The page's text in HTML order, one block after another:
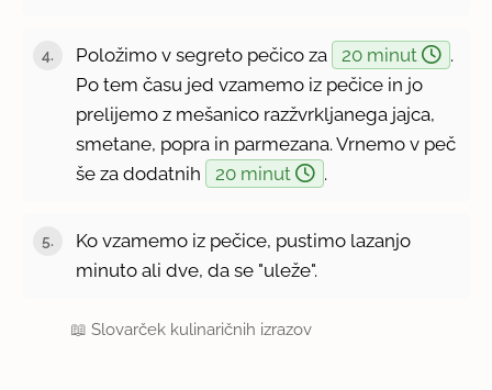
Položimo v segreto pečico za 20 minut
.
Po tem času jed vzamemo iz pečice in jo
prelijemo z mešanico razžvrkljanega jajca,
smetane, popra in parmezana. Vrnemo v peč
še za dodatnih
20 minut .
Ko vzamemo iz pečice, pustimo lazanjo
minuto ali dve, da se "uleže".
📖Slovarček kulinaričnih izrazov